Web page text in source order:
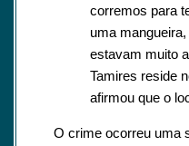
corremos para
uma
estavam muito
Tamires reside
afirmou que o
O crime ocorreu uma